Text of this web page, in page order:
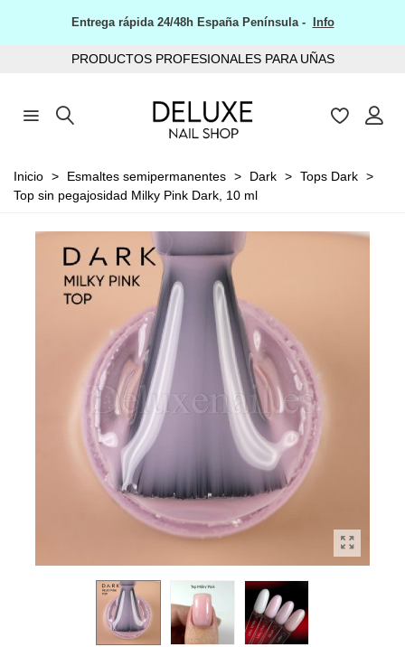
Entrega rápida 24/48h España Península - Info
PRODUCTOS PROFESIONALES PARA UÑAS
Inicio > Esmaltes semipermanentes > Dark > Tops Dark >
Top sin pegajosidad Milky Pink Dark, 10 ml